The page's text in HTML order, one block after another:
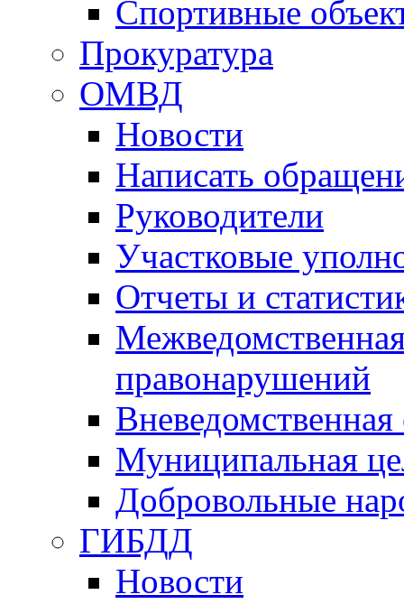
Спортивные
Прокуратура
ОМВД
Новости
Написать
Руководители
Участковые
Отчеты и
правонарушений
Вневедомственная
Муниципальная
Добровольные
ГИБДД
Новости